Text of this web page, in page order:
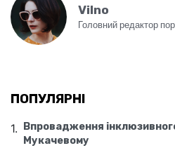
Vilno
Головний редактор
ПОПУЛЯРНІ
Впровадження
Мукачевому